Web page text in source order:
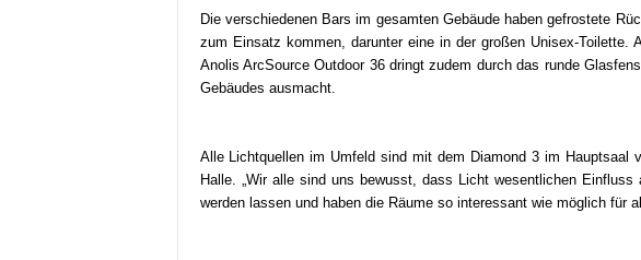
Die verschiedenen Bars im gesamten Gebäude haben gefrostete
zum Einsatz kommen, darunter eine in der großen Unisex-Toilette.
Anolis ArcSource Outdoor 36 dringt zudem durch das runde
Gebäudes ausmacht.
Alle Lichtquellen im Umfeld sind mit dem Diamond 3 im Hauptsaal
Halle. „Wir alle sind uns bewusst, dass Licht wesentlichen
werden lassen und haben die Räume so interessant wie möglich für